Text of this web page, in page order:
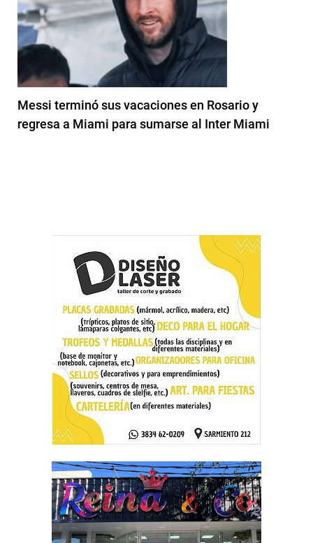
Messi terminó sus vacaciones en Rosario y
regresa a Miami para sumarse al Inter Miami